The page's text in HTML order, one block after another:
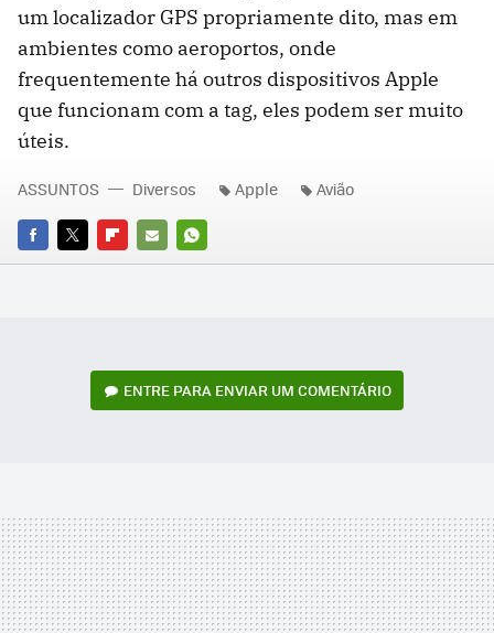
um localizador GPS propriamente dito, mas em
ambientes como aeroportos, onde
frequentemente há outros dispositivos Apple
que funcionam com a tag, eles podem ser muito
úteis.
FACEBOOK
TWITTERFLIPBOARD
E-
WHATSAPP
ASSUNTOS Diversos Apple Avião
ENTRE PARA ENVIAR UM COMENTÁRIO